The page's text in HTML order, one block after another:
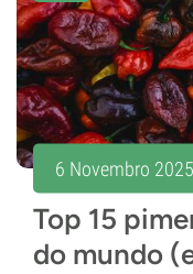
6 Novembro 2025
Top 15
do mundo